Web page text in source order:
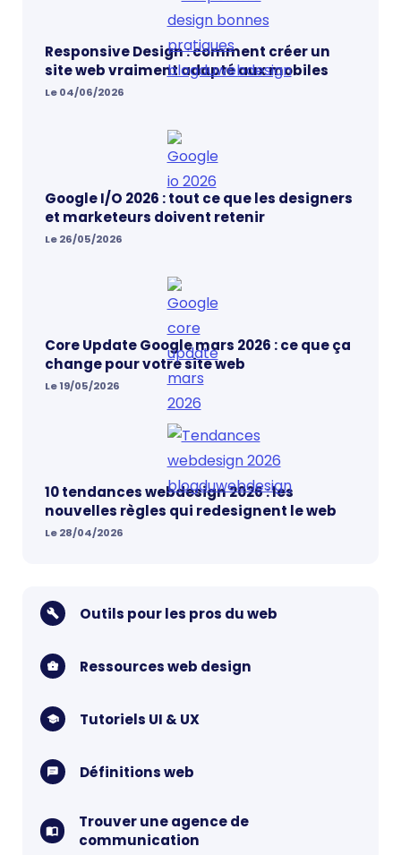
Responsive Design : comment créer un
site web vraiment adapté aux mobiles
Le 04/06/2026
Google I/O 2026 : tout ce que les designers
et marketeurs doivent retenir
Le 26/05/2026
Core Update Google mars 2026 : ce que ça
change pour votre site web
Le 19/05/2026
10 tendances webdesign 2026 : les
nouvelles règles qui redesignent le web
Le 28/04/2026
Outils pour les pros du web
Ressources web design
Tutoriels UI & UX
Définitions web
Trouver une agence de
communication